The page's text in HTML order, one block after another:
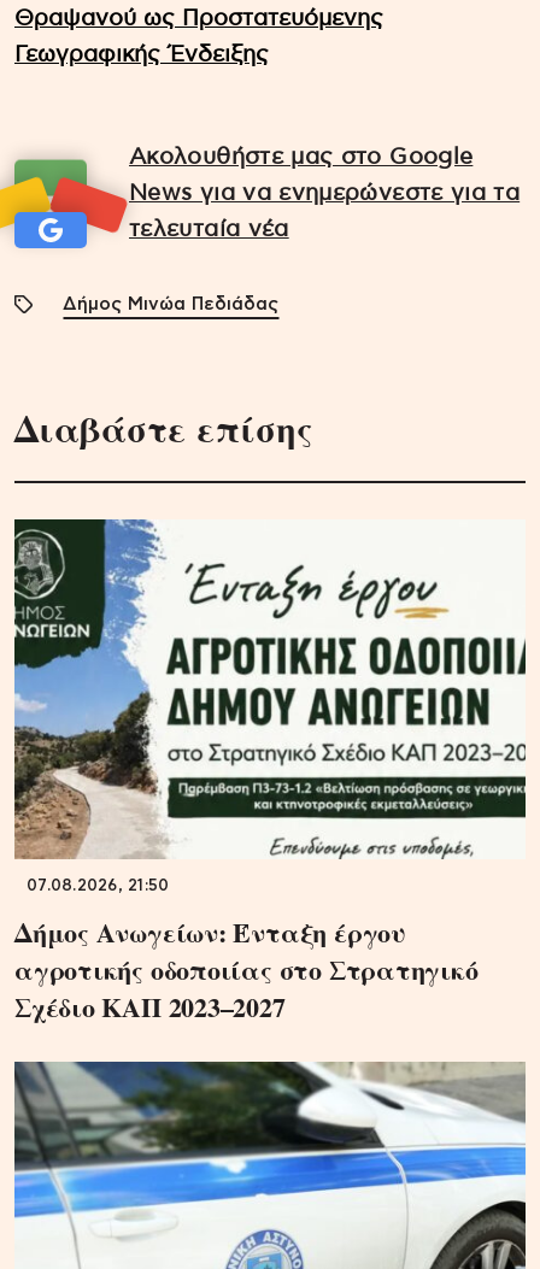
Θραψανού ως Προστατευόμενης
Γεωγραφικής Ένδειξης
Ακολουθήστε μας στο Google
News για να ενημερώνεστε για τα
τελευταία νέα
Δήμος Μινώα Πεδιάδας
Διαβάστε επίσης
07.08.2026, 21:50
Δήμος Ανωγείων: Ένταξη έργου
αγροτικής οδοποιίας στο Στρατηγικό
Σχέδιο ΚΑΠ 2023–2027